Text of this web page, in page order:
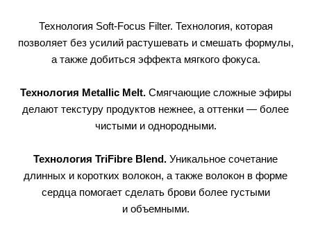
Технология Soft-Focus Filter. Технология, которая
позволяет без усилий растушевать и смешать формулы,
а также добиться эффекта мягкого фокуса.
Технология Metallic Melt.Смягчающие сложные эфиры
делают текстуру продуктов нежнее, а оттенки — более
чистыми и однородными.
Технология TriFibre Blend. Уникальное сочетание
длинных и коротких волокон, а также волокон в форме
сердца помогает сделать брови более густыми
и объемными.